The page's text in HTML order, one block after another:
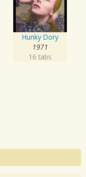
Hunky Dory
1971
16 tabs